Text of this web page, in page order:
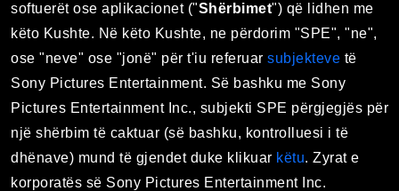
softuerët ose aplikacionet ("Shërbimet") që lidhen me
këto Kushte. Në këto Kushte, ne përdorim "SPE", "ne",
ose "neve" ose "jonë" për t'iu referuar subjekteve të
Sony Pictures Entertainment. Së bashku me Sony
Pictures Entertainment Inc., subjekti SPE përgjegjës për
një shërbim të caktuar (së bashku, kontrolluesi i të
dhënave) mund të gjendet duke klikuar këtu. Zyrat e
korporatës së Sony Pictures Entertainment Inc.